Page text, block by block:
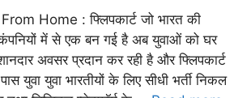
Home : फ्लिपकार्ट जो भारत की
में से एक बन गई है अब युवाओं को घर
अवसर प्रदान कर रही है और फ्लिपकार्ट
युवा युवा भारतीयों के लिए सीधी भर्ती निकल